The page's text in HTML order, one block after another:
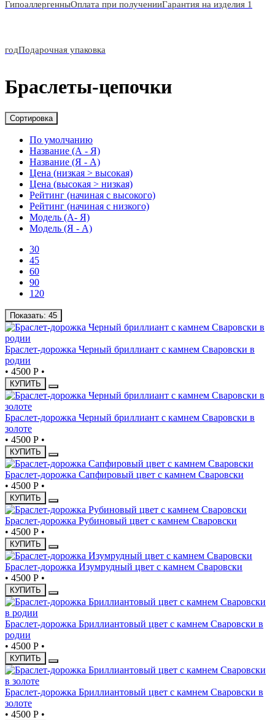
ГипоаллергенныОплата при полученииГарантия на изделия 1
годПодарочная упаковка
Браслеты-цепочки
Сортировка
По умолчанию
Название (А - Я)
Название (Я - А)
Цена (низкая > высокая)
Цена (высокая > низкая)
Рейтинг (начиная с высокого)
Рейтинг (начиная с низкого)
Модель (А- Я)
Модель (Я - А)
30
45
60
90
120
Показать: 45
Браслет-дорожка Черный бриллиант с камнем Сваровски в
родии
• 4500 Р •
КУПИТЬ
Браслет-дорожка Черный бриллиант с камнем Сваровски в
золоте
• 4500 Р •
КУПИТЬ
Браслет-дорожка Сапфировый цвет с камнем Сваровски
• 4500 Р •
КУПИТЬ
Браслет-дорожка Рубиновый цвет с камнем Сваровски
• 4500 Р •
КУПИТЬ
Браслет-дорожка Изумрудный цвет с камнем Сваровски
• 4500 Р •
КУПИТЬ
Браслет-дорожка Бриллиантовый цвет с камнем Сваровски в
родии
• 4500 Р •
КУПИТЬ
Браслет-дорожка Бриллиантовый цвет с камнем Сваровски в
золоте
• 4500 Р •